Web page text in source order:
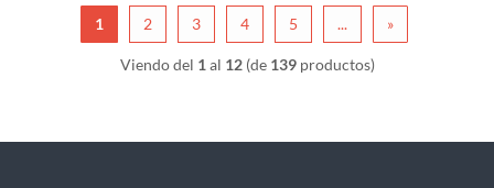
1 2 3 4 5 ... »
Viendo del 1 al 12(de 139productos)